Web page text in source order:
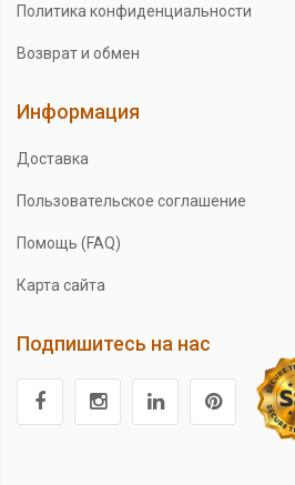
Политика конфиденциальности
Возврат и обмен
Информация
Доставка
Пользовательское соглашение
Помощь (FAQ)
Карта сайта
Подпишитесь на нас